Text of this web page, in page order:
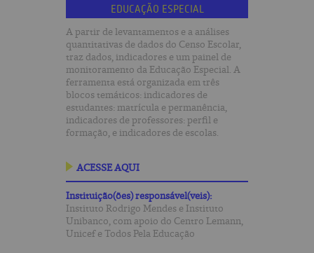
EDUCAÇÃO ESPECIAL
A partir de levantamentos e a análises
quantitativas de dados do Censo Escolar,
traz dados, indicadores e um painel de
monitoramento da Educação Especial. A
ferramenta está organizada em três
blocos temáticos: indicadores de
estudantes: matrícula e permanência,
indicadores de professores: perfil e
formação, e indicadores de escolas.
ACESSE AQUI
Instituição(ões) responsável(veis):
Instituto Rodrigo Mendes e Instituto
Unibanco, com apoio do Centro Lemann,
Unicef e Todos Pela Educação